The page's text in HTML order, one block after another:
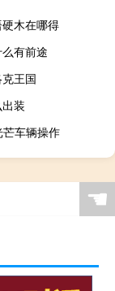
木在哪得
有前途
王国
装
车辆操作
☚